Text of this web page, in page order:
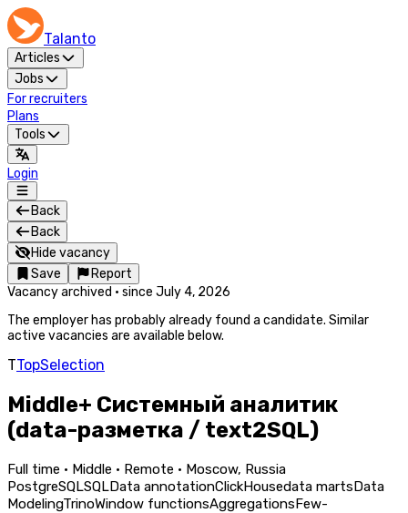
Talanto
Articles
Jobs
For recruiters
Plans
Tools
Login
Back
Back
Hide vacancy
Save
Report
Vacancy archived · since July 4, 2026
The employer has probably already found a candidate. Similar
active vacancies are available below.
TTopSelection
Middle+ Системный аналитик
(data-разметка / text2SQL)
Full time · Middle · Remote · Moscow, Russia
PostgreSQLSQLData annotationClickHousedata martsData
ModelingTrinoWindow functionsAggregationsFew-